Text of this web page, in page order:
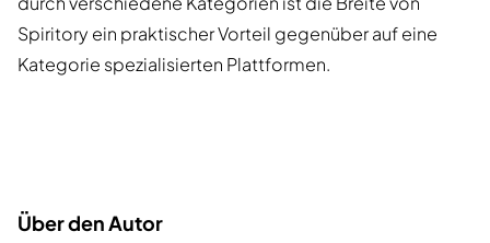
Spiritory ein praktischer Vorteil gegenüber auf eine
Kategorie spezialisierten Plattformen.
Über den Autor